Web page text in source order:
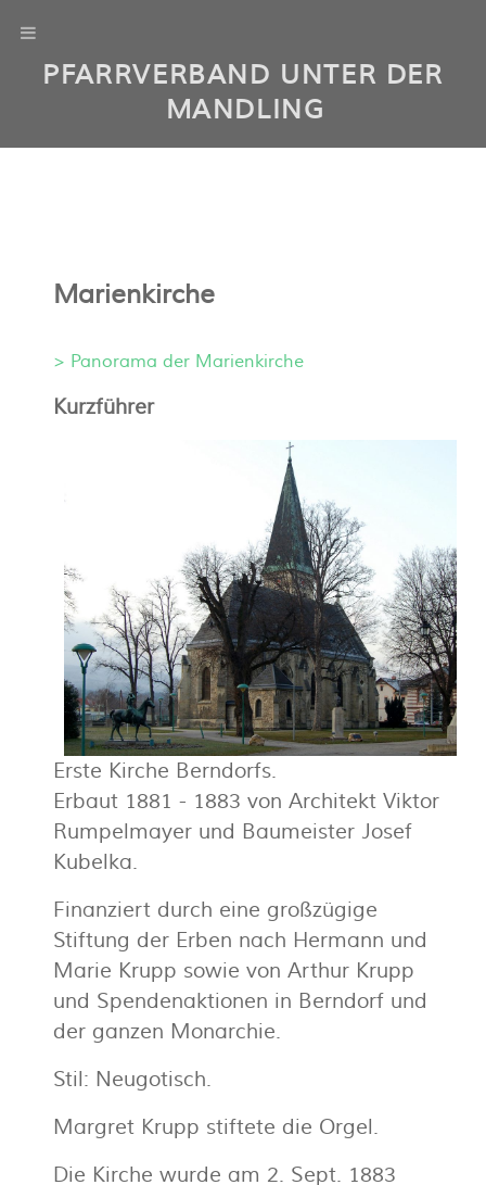
PFARRVERBAND UNTER DER
MANDLING
Marienkirche
> Panorama der Marienkirche
Kurzführer
Erste Kirche Berndorfs.
Erbaut 1881 - 1883 von Architekt Viktor
Rumpelmayer und Baumeister Josef
Kubelka.
Finanziert durch eine großzügige
Stiftung der Erben nach Hermann und
Marie Krupp sowie von Arthur Krupp
und Spendenaktionen in Berndorf und
der ganzen Monarchie.
Stil: Neugotisch.
Margret Krupp stiftete die Orgel.
Die Kirche wurde am 2. Sept. 1883